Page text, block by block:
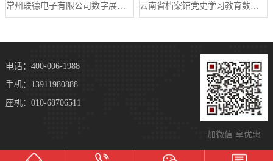
常州联德电子有限公司数字展厅设计案例 云南省档案馆党史学习教育数字展厅案例
加微信 享优惠
电话：400-006-1988
手机：13911980888
座机：010-68706511